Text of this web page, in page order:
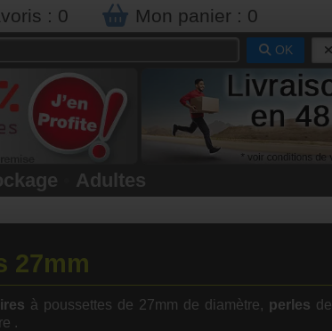
: 0 Mon panier : 0
OK
Adultes
27mm
à poussettes de 27mm de diamètre, perles
.